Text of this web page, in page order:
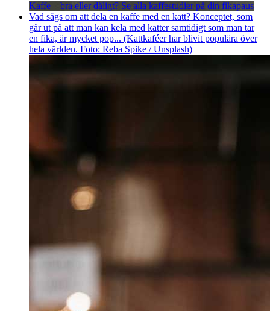
Kaffe – bra eller dåligt? Se alla kaffestudier på din fikapaus
Vad sägs om att dela en kaffe med en katt? Konceptet, som
går ut på att man kan kela med katter samtidigt som man tar
en fika, är mycket pop... (Kattkaféer har blivit populära över
hela världen. Foto: Reba Spike / Unsplash)